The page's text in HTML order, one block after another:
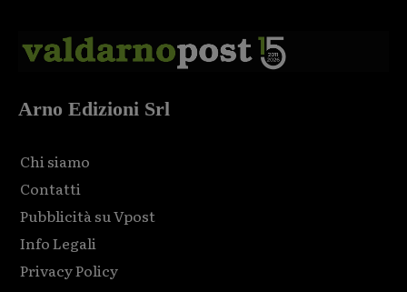
Arno Edizioni Srl
Chi siamo
Contatti
Pubblicità su Vpost
Info Legali
Privacy Policy